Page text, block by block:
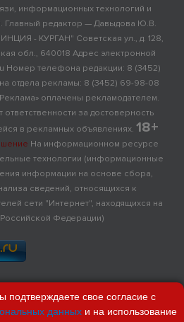
информационных технологий и
Главный редактор — Давыдова Ю.В.
- КУРГАН" Советская ул., д. 128,
обл., 640018 Адрес электронной
Номер телефона редакции: 8 (3452)
отдела рекламы: 8 (3452) 69-98-08
оплачены рекламодателем.
ответственности за достоверность
в рекламных объявлениях. 18+
На информационном ресурсе
технологии (информационные
информации на основе сбора,
сведений, относящихся к
сети "Интернет", находящихся на
Федерации)
подтверждаете свое согласие с
данныхи на использование